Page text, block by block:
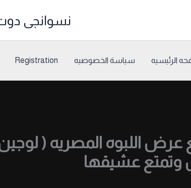
نسوانجى
الرئيسيه سياسة الخصوصيه Registration
اللبوه المصريه (
وتمتع عشيقها